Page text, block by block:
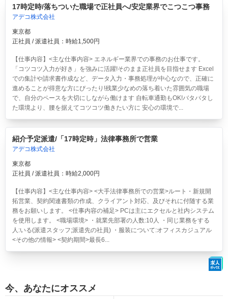
17時定時/落ちついた職場で正社員へ/安定業界でこつこつ事務
アデコ株式会社
東京都
正社員 / 派遣社員：時給1,500円
【仕事内容】<主な仕事内容> エネルギー業界での事務のお仕事です。
「コツコツ入力が好き」を強みに活躍!そのまま正社員を目指せます Excel
での集計や請求書作成など、データ入力・事務処理が中心なので、正確に
進めることが得意な方にぴったり!残業少なめの落ち着いた雰囲気の職場
で、自分のペースを大切にしながら働けます 自転車通勤もOK!バタバタし
た環境より、腰を据えてコツコツ働きたい方に 安心の環境で...
紹介予定派遣/「17時定時」法律事務所で営業
アデコ株式会社
東京都
正社員 / 派遣社員：時給2,000円
【仕事内容】<主な仕事内容> <大手法律事務所での営業>ルート・新規開
拓営業、契約関連書類の作成、クライアント対応、及びそれに付随する業
務をお願いします。 <仕事内容の補足> PCは主にエクセルと社内システム
を使用します。 <職場環境> ・就業先部署の人数:10人 ・同じ業務をする
人:いる(派遣スタッフ;派遣先の社員) ・服装について:オフィスカジュアル
<その他の情報> <契約期間>最長6...
今、あなたにオススメ